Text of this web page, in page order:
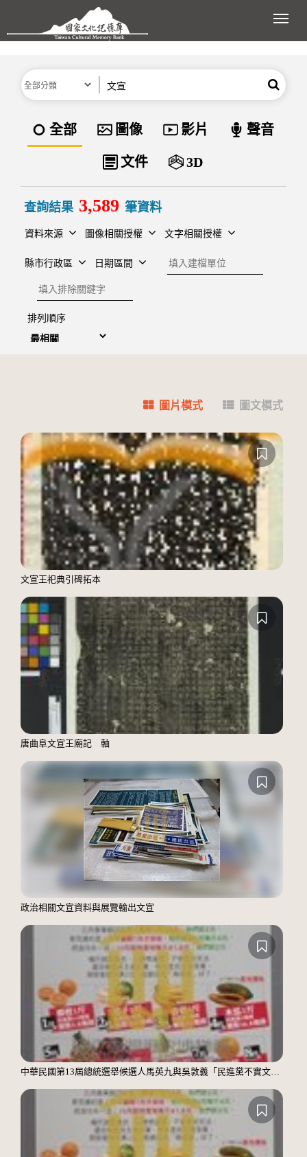
跳到主要內容區塊
展
分類 搜尋
資料類型
全部 圖像 影片 聲音
文件 3D
查詢結果 3,589 筆資料
資料來源 圖像相關授權 文字相關授權
縣市行政區 日期區間
建檔單位
排除關鍵字
排列順序
圖片模式 圖文模式
文宣王祀典引碑拓本
唐曲阜文宣王廟記 軸
政治相關文宣資料與展覽輸出文宣
中華民國第13屆總統選舉候選人馬英九與吳敦義「民進黨不實文宣」競選文宣